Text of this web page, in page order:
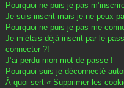
Pourquoi ne puis-je pas
Je suis inscrit mais je ne peux
Pourquoi ne puis-je pas me
Je m’étais déjà inscrit par le
connecter ?!
J’ai perdu mon mot de passe !
Pourquoi suis-je déconnecté
À quoi sert « Supprimer les